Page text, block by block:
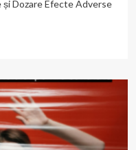
Dozare Efecte Adverse